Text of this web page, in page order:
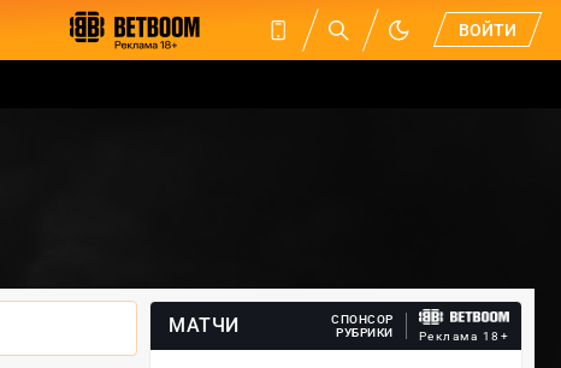
ВОЙТИ
МАТЧИ
СПОНСОР
РУБРИКИ
Реклама 18+